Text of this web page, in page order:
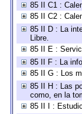
85 II C1 :
85 II C2 :
85 II D : La
Libre.
85 II E :
85 II F : La
85 II G : Los
85 II H : Las
como, en la
85 II I :